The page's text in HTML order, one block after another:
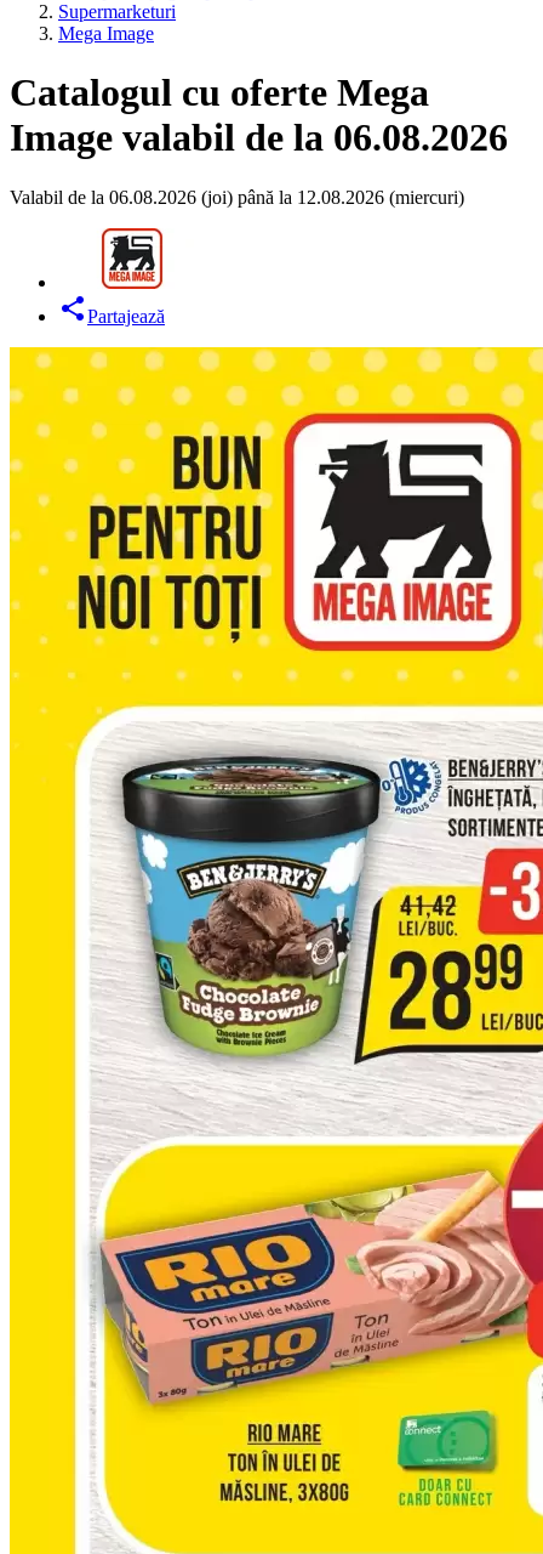
Supermarketuri
Mega Image
Catalogul cu oferte Mega
Image valabil de la 06.08.2026
Valabil de la 06.08.2026 (joi) până la 12.08.2026 (miercuri)
Partajează